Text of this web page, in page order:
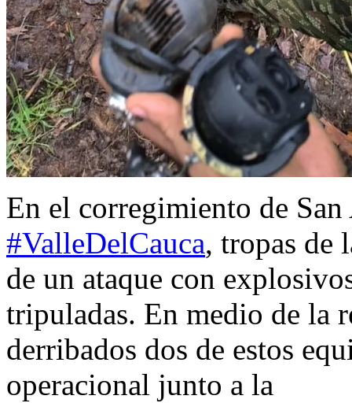
En el corregimiento de
#ValleDelCauca, tropas de
de un ataque con
tripuladas. En medio de la
derribados dos de estos
operacional junto a la